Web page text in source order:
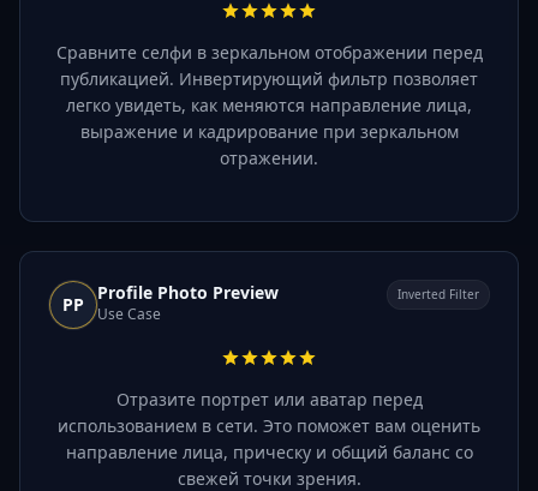
Сравните селфи в зеркальном отображении перед
публикацией. Инвертирующий фильтр позволяет
легко увидеть, как меняются направление лица,
выражение и кадрирование при зеркальном
отражении.
PP
Profile Photo Preview
Use Case
Inverted Filter
Отразите портрет или аватар перед
использованием в сети. Это поможет вам оценить
направление лица, прическу и общий баланс со
свежей точки зрения.